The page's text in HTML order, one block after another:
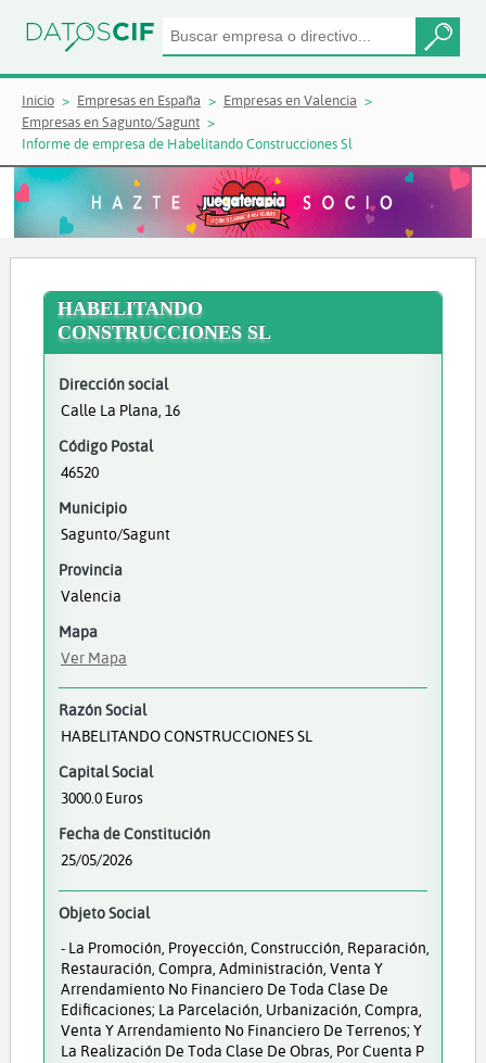
Inicio Empresas en España
Empresas en Valencia
Empresas en Sagunto/Sagunt
Informe de empresa de Habelitando Construcciones Sl
HABELITANDO
CONSTRUCCIONES SL
Dirección social
Calle La Plana, 16
Código Postal
46520
Municipio
Sagunto/Sagunt
Provincia
Valencia
Mapa
Ver Mapa
Razón Social
HABELITANDO CONSTRUCCIONES SL
Capital Social
3000.0 Euros
Fecha de Constitución
25/05/2026
Objeto Social
- La Promoción, Proyección, Construcción, Reparación,
Restauración, Compra, Administración, Venta Y
Arrendamiento No Financiero De Toda Clase De
Edificaciones; La Parcelación, Urbanización, Compra,
Venta Y Arrendamiento No Financiero De Terrenos; Y
La Realización De Toda Clase De Obras, Por Cuenta P